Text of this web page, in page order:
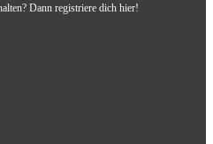
Dann registriere dich hier!